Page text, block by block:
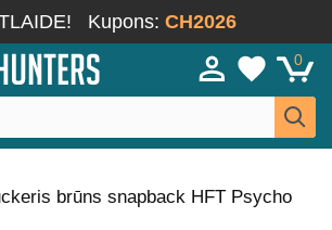
Kupons: CH2026
0
brūns snapback HFT Psycho